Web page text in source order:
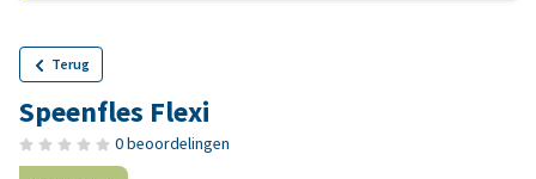
Terug
Speenfles Flexi
0 beoordelingen